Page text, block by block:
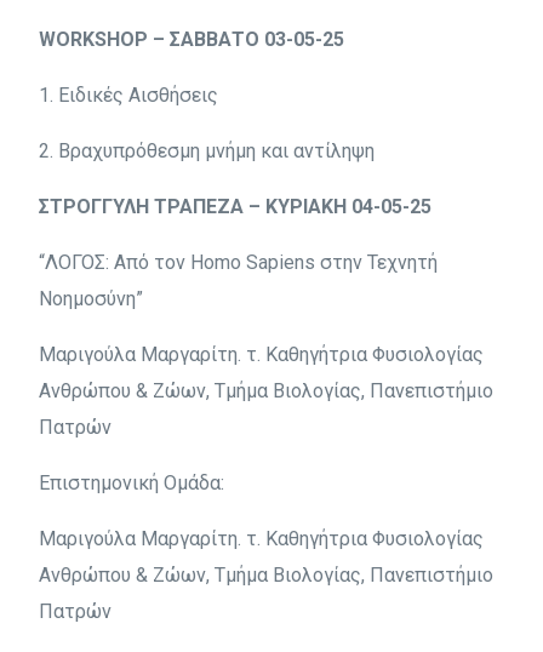
WORKSHOP – ΣΑΒΒΑΤΟ 03-05-25
1. Ειδικές Αισθήσεις
2. Βραχυπρόθεσμη μνήμη και αντίληψη
ΣΤΡΟΓΓΥΛΗ ΤΡΑΠΕΖΑ – ΚΥΡΙΑΚΗ 04-05-25
“ΛΟΓΟΣ: Από τον Homo Sapiens στην Τεχνητή
Νοημοσύνη”
Μαριγούλα Μαργαρίτη. τ. Καθηγήτρια Φυσιολογίας
Ανθρώπου & Ζώων, Τμήμα Βιολογίας, Πανεπιστήμιο
Πατρών
Επιστημονική Ομάδα:
Μαριγούλα Μαργαρίτη. τ. Καθηγήτρια Φυσιολογίας
Ανθρώπου & Ζώων, Τμήμα Βιολογίας, Πανεπιστήμιο
Πατρών